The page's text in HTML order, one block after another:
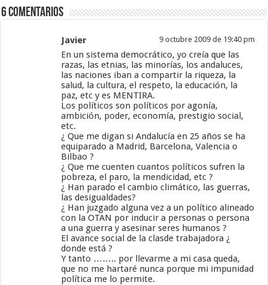
6 Comentarios
Javier 9 octubre 2009 de 19:40 pm
En un sistema democrático, yo creía que las
razas, las etnias, las minorías, los andaluces,
las naciones iban a compartir la riqueza, la
salud, la cultura, el respeto, la educación, la
paz, etc y es MENTIRA.
Los políticos son políticos por agonía,
ambición, poder, economía, prestigio social,
etc.
¿ Que me digan si Andalucía en 25 años se ha
equiparado a Madrid, Barcelona, Valencia o
Bilbao ?
¿ Que me cuenten cuantos políticos sufren la
pobreza, el paro, la mendicidad, etc ?
¿ Han parado el cambio climático, las guerras,
las desigualdades?
¿ Han juzgado alguna vez a un político alineado
con la OTAN por inducir a personas o persona
a una guerra y asesinar seres humanos ?
El avance social de la clasde trabajadora ¿
donde está ?
Y tanto …….. por llevarme a mi casa queda,
que no me hartaré nunca porque mi impunidad
política me lo permite.